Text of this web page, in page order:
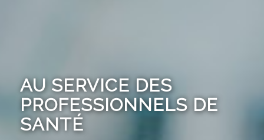
AU SERVICE DES
PROFESSIONNELS DE
SANTÉ